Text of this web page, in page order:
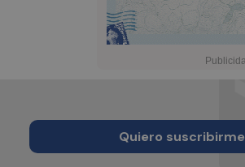
Quiero suscribirme